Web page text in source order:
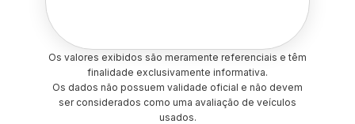
Os valores exibidos são meramente referenciais e têm
finalidade exclusivamente informativa.
Os dados não possuem validade oficial e não devem
ser considerados como uma avaliação de veículos
usados.